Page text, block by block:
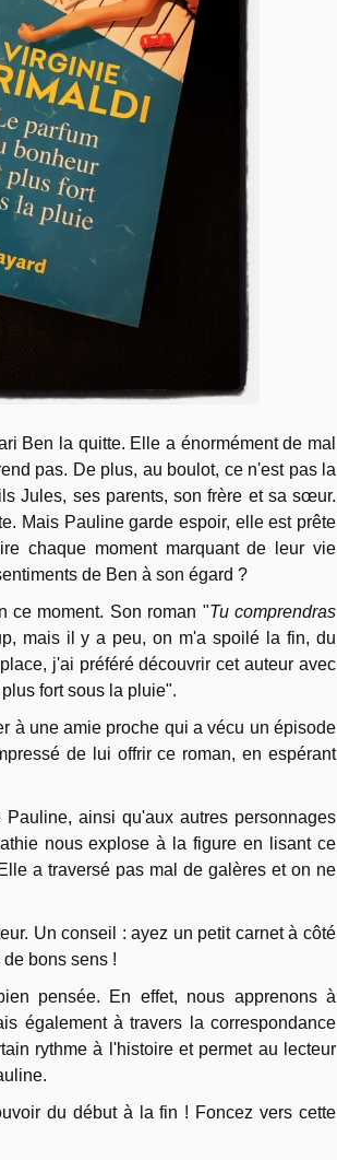
Ben la quitte. Elle a énormément de mal
pas. De plus, au boulot, ce n'est pas la
Jules, ses parents, son frère et sa sœur.
Mais Pauline garde espoir, elle est prête
chaque moment marquant de leur vie
de Ben à son égard ?
ce moment. Son roman "Tu comprendras
mais il y a peu, on m'a spoilé la fin, du
j'ai préféré découvrir cet auteur avec
fort sous la pluie".
à une amie proche qui a vécu un épisode
de lui offrir ce roman, en espérant
ainsi qu'aux autres personnages
nous explose à la figure en lisant ce
a traversé pas mal de galères et on ne
Un conseil : ayez un petit carnet à côté
bons sens !
pensée. En effet, nous apprenons à
également à travers la correspondance
rythme à l'histoire et permet au lecteur
du début à la fin ! Foncez vers cette